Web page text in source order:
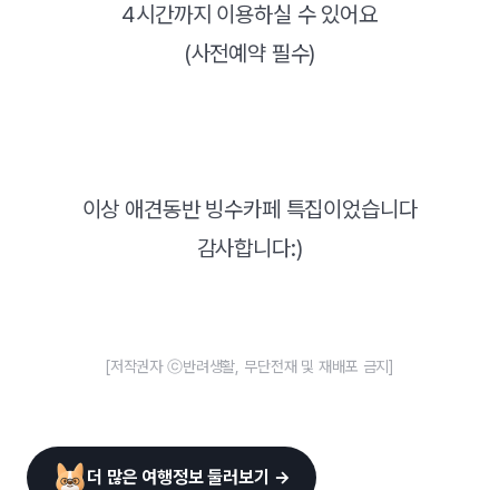
4시간까지 이용하실 수 있어요
(사전예약 필수)
이상 애견동반 빙수카페 특집이었습니다
감사합니다:)
[저작권자 ⓒ반려생활, 무단전재 및 재배포 금지]
더 많은 여행정보 둘러보기 →